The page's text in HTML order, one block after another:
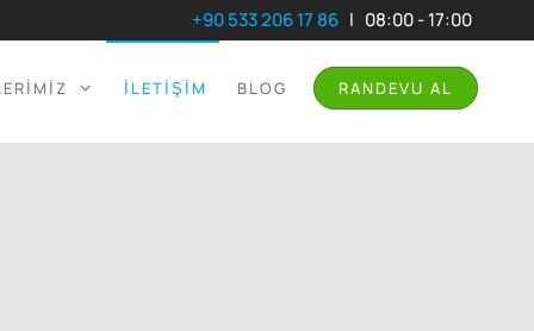
+90 533 206 17 86 l 08:00 - 17:00
RANDEVU AL
İLETIŞIM BLOG